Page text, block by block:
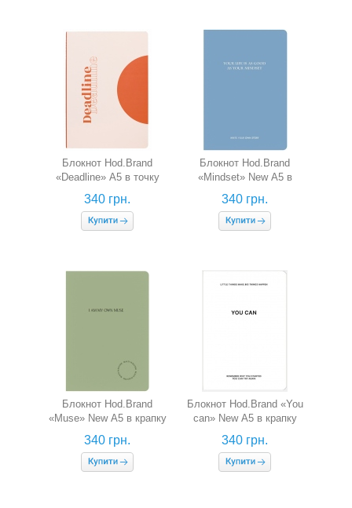
Блокнот Hod.Brand
«Deadline» А5 в точку
340 грн.
Блокнот Hod.Brand
«Mindset» New А5 в
крапку
340 грн.
Блокнот Hod.Brand
«Muse» New А5 в крапку
340 грн.
Блокнот Hod.Brand «You
can» New А5 в крапку
340 грн.